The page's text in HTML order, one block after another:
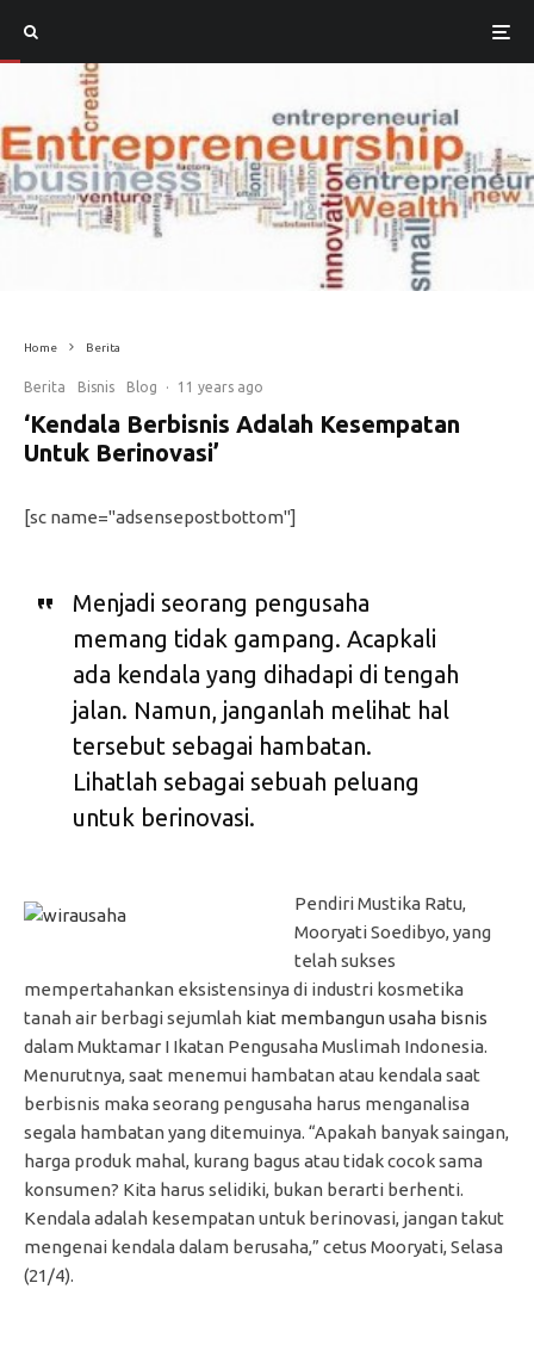
Home Berita
Berita Bisnis Blog · 11 years ago
‘Kendala Berbisnis Adalah Kesempatan
Untuk Berinovasi’
[sc name="adsensepostbottom"]
Menjadi seorang pengusaha
memang tidak gampang. Acapkali
ada kendala yang dihadapi di tengah
jalan. Namun, janganlah melihat hal
tersebut sebagai hambatan.
Lihatlah sebagai sebuah peluang
untuk berinovasi.
Pendiri Mustika Ratu,
Mooryati Soedibyo, yang
telah sukses
mempertahankan eksistensinya di industri kosmetika
tanah air berbagi sejumlah kiat membangun usaha bisnis
dalam Muktamar I Ikatan Pengusaha Muslimah Indonesia.
Menurutnya, saat menemui hambatan atau kendala saat
berbisnis maka seorang pengusaha harus menganalisa
segala hambatan yang ditemuinya. “Apakah banyak saingan,
harga produk mahal, kurang bagus atau tidak cocok sama
konsumen? Kita harus selidiki, bukan berarti berhenti.
Kendala adalah kesempatan untuk berinovasi, jangan takut
mengenai kendala dalam berusaha,” cetus Mooryati, Selasa
(21/4).